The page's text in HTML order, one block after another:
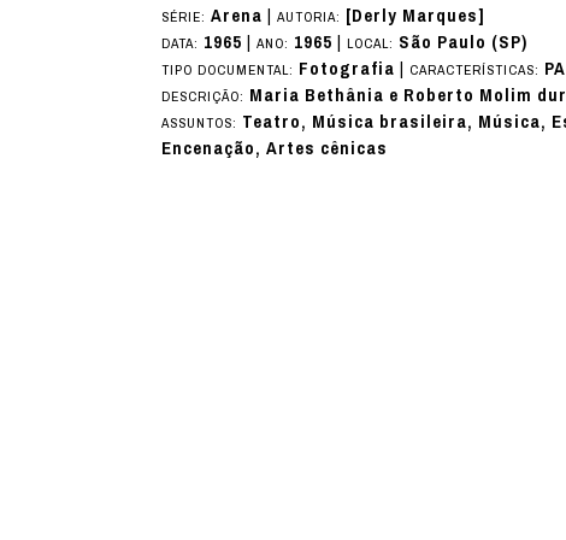
SÉRIE:Arena|AUTORIA: [Derly Marques]
DATA: 1965|ANO: 1965|LOCAL: São Paulo (SP)
TIPO DOCUMENTAL: Fotografia| CARACTERÍSTICAS:
DESCRIÇÃO: Maria Bethânia e Roberto Molim
ASSUNTOS: Teatro, Música brasileira, Música,
Encenação, Artes cênicas